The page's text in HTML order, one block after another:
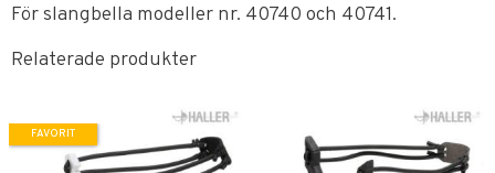
För slangbella modeller nr. 40740 och 40741.
Relaterade produkter
FAVORIT